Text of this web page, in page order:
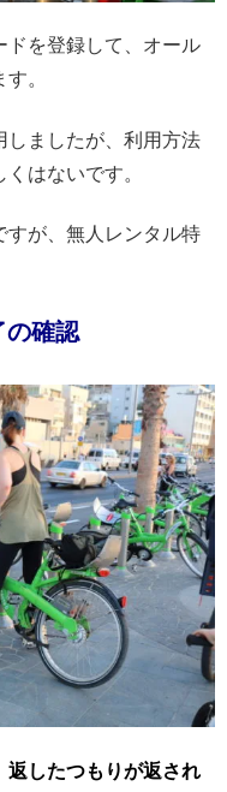
ドを登録して、オール
。
しましたが、利用方法
はないです。
すが、無人レンタル特
の確認
返したつもりが返され